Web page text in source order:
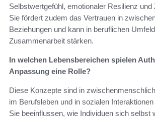
Selbstwertgefühl, emotionaler Resilienz und
Sie fördert zudem das Vertrauen in
Beziehungen und kann in beruflichen
Zusammenarbeit stärken.
In welchen Lebensbereichen spielen
Anpassung eine Rolle?
Diese Konzepte sind in
im Berufsleben und in sozialen
Sie beeinflussen, wie Individuen sich selbst